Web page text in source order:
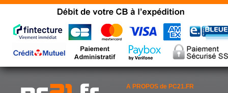
A PROPOS de PC21.FR